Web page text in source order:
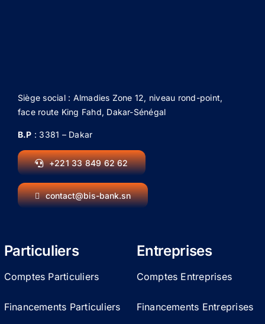
Siège social : Almadies Zone 12, niveau rond-point,
face route King Fahd, Dakar-Sénégal
B.P : 3381 – Dakar
+221 33 849 62 62
contact@bis-bank.sn
Particuliers
Comptes Particuliers
Financements Particuliers
Entreprises
Comptes Entreprises
Financements Entreprises